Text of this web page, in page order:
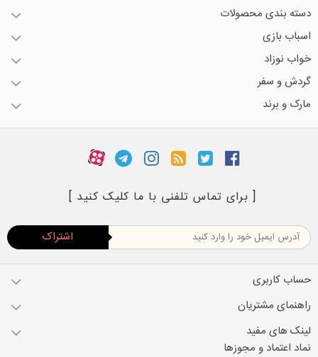
دسته بندی محصولات
اسباب بازی
خواب نوزاد
گردش و سفر
مارک و برند
[ برای تماس تلفنی با ما کلیک کنید ]
اشتراک
حساب کاربری
راهنمای مشتریان
لینک های مفید
نماد اعتماد و مجوزها